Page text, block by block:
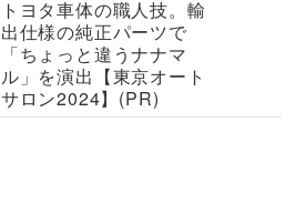
トヨタ車体の職人技。輸
出仕様の純正パーツで
「ちょっと違うナナマ
ル」を演出【東京オート
サロン2024】(PR)